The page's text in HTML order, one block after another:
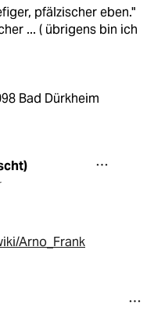
pfälzischer eben."
... ( übrigens bin ich
Bad Dürkheim
Arno_Frank